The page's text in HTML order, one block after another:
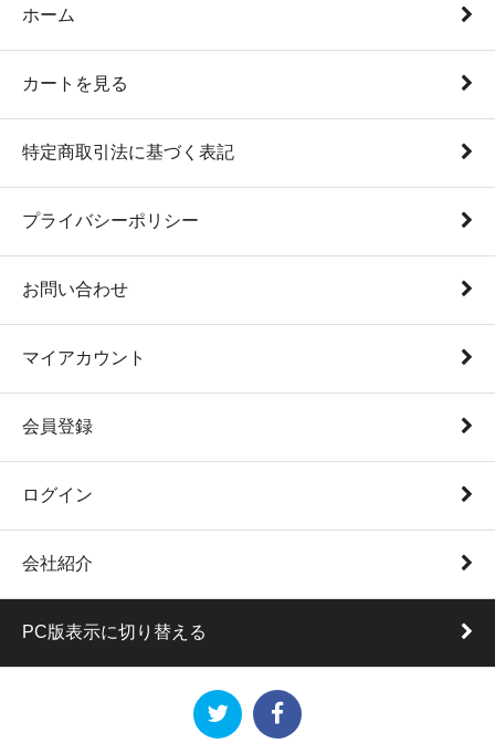
ホーム
カートを見る
特定商取引法に基づく表記
プライバシーポリシー
お問い合わせ
マイアカウント
会員登録
ログイン
会社紹介
PC版表示に切り替える